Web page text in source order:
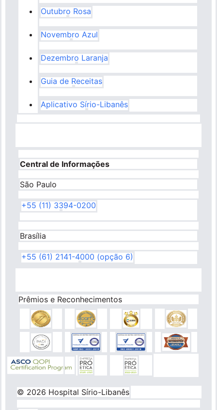
Outubro Rosa
Novembro Azul
Dezembro Laranja
Guia de Receitas
Aplicativo Sírio-Libanês
Central de Informações
São Paulo
+55 (11) 3394-0200
Brasília
+55 (61) 2141-4000 (opção 6)
Prêmios e Reconhecimentos
© 2026 Hospital Sírio-Libanês